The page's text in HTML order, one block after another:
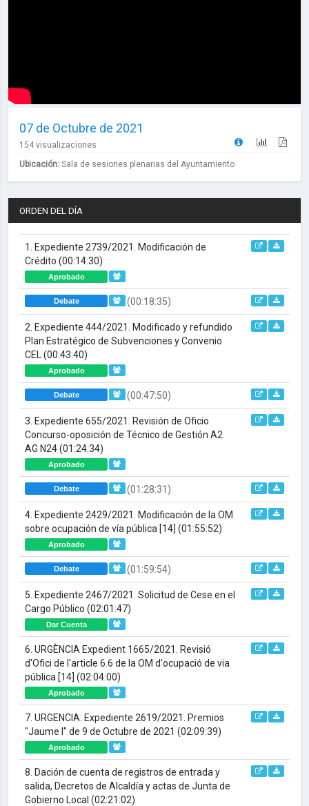
07 de Octubre de 2021
154 visualizaciones
Ubicación: Sala de sesiones plenarias del Ayuntamiento
ORDEN DEL DÍA
1. Expediente 2739/2021. Modificación de
Crédito (00:14:30)
Aprobado
Debate (00:18:35)
2. Expediente 444/2021. Modificado y refundido
Plan Estratégico de Subvenciones y Convenio
CEL (00:43:40)
Aprobado
Debate (00:47:50)
3. Expediente 655/2021. Revisión de Oficio
Concurso-oposición de Técnico de Gestión A2
AG N24(01:24:34)
Aprobado
Debate (01:28:31)
4. Expediente 2429/2021. Modificación de la OM
sobre ocupación de vía pública [14] (01:55:52)
Aprobado
Debate (01:59:54)
5. Expediente 2467/2021. Solicitud de Cese en el
Cargo Público (02:01:47)
Dar Cuenta
6. URGÈNCIA Expedient 1665/2021. Revisió
d'Ofici de l'article 6.6 de la OM d'ocupació de via
pública [14] (02:04:00)
Aprobado
7. URGENCIA: Expediente 2619/2021. Premios
"Jaume I" de 9 de Octubre de 2021 (02:09:39)
Aprobado
8. Dación de cuenta de registros de entrada y
salida, Decretos de Alcaldía y actas de Junta de
Gobierno Local (02:21:02)